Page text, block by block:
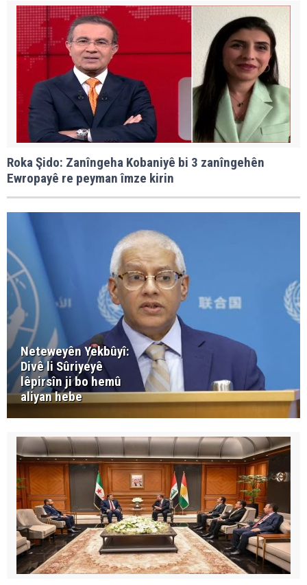
Roka Şido: Zanîngeha Kobaniyê bi 3 zanîngehên
Ewropayê re peyman îmze kirin
Neteweyên Yekbûyî:
Divê li Sûriyeyê
lêpirsîn ji bo hemû
aliyan hebe